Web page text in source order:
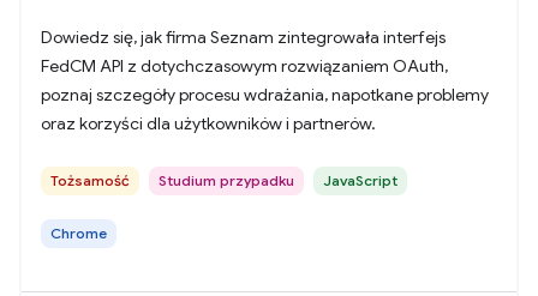
Dowiedz się, jak firma Seznam zintegrowała interfejs
FedCM API z dotychczasowym rozwiązaniem OAuth,
poznaj szczegóły procesu wdrażania, napotkane problemy
oraz korzyści dla użytkowników i partnerów.
Tożsamość Studium przypadku JavaScript
Chrome